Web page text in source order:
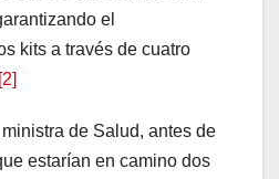
el
kits a través de cuatro
[2]
de Salud, antes de
estarían en camino dos